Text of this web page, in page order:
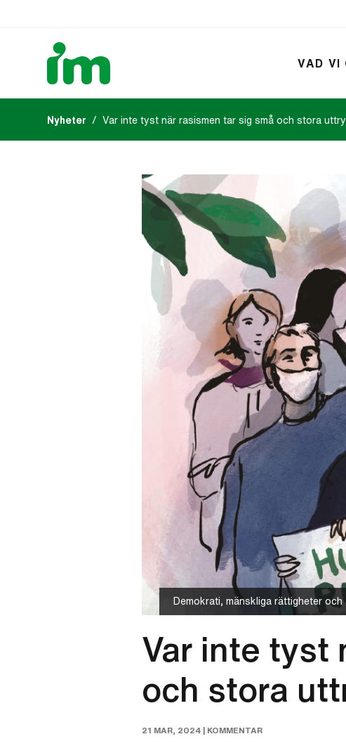
VAD VI
Nyheter Var inte tyst när rasismen tar sig små och stora
Demokrati, mänskliga rättigheter
Var inte tyst
och stora
21 MAR, 2024 | KOMMENTAR